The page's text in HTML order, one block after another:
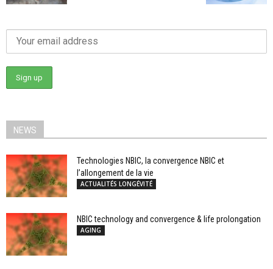
NEWS
Technologies NBIC, la convergence NBIC et
l’allongement de la vie
ACTUALITÉS LONGÉVITÉ
NBIC technology and convergence & life prolongation
AGING